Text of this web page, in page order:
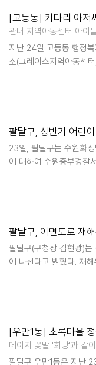
[고등동] 키다리 아저
관내 지역아동센터 아이
지난 24일 고등동 행정
소(그레이스지역아동센
자와 음료를 전달했다.
팔달구, 상반기 어린
23일, 팔달구는 수원화
에 대하여 수원중부경찰
년 상반기 어린이 통학
이집 통학버스 차량 47
팔달구, 이면도로 재
팔달구(구청장 김현광)는
에 나선다고 밝혔다. 재
중 강풍, 폭우 등에 의
해를 줄 우려가 큰 수목
[우만1동] 초록마을
데이지 꽃말 '희망'과 같
팔달구 우만1동은 지난